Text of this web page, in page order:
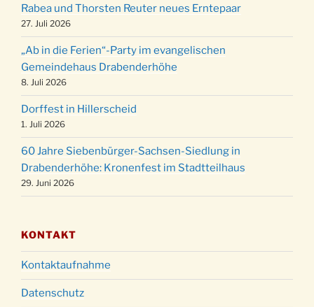
24.12. Familiengottesdienst in der FeG um 16 Uhr
24.12.
Weihnachtsgottesdienst in der Kirche um
15:00 Uhr
24.12.
Weihnachtsgottesdienst in der Kirche um
18:00 Uhr
24.12.
Christmette mit der ev. Jugend in der Kirche
um 23:00 Uhr
31.12.
Gottesdienst zu Silvester in der Kirche um
18:00 Uhr
Rabea und Thorsten Reuter neues Erntepaar
27. Juli 2026
„Ab in die Ferien“-Party im evangelischen
Gemeindehaus Drabenderhöhe
8. Juli 2026
Dorffest in Hillerscheid
1. Juli 2026
60 Jahre Siebenbürger-Sachsen-Siedlung in
Drabenderhöhe: Kronenfest im Stadtteilhaus
29. Juni 2026
KONTAKT
Kontaktaufnahme
Datenschutz